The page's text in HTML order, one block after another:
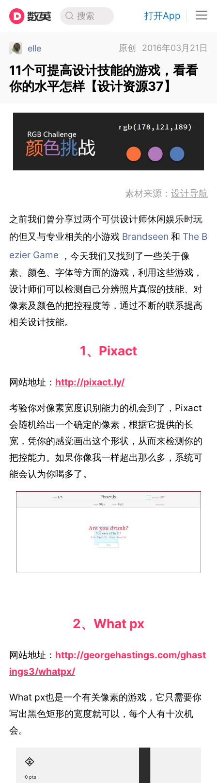
搜索 打开App
elle 原创 2016年03月21日
11个可提高设计技能的游戏，看看
你的水平怎样【设计资源37】
素材来源： 设计导航
之前我们曾分享过两个可供设计师休闲娱乐时玩
的但又与专业相关的小游戏 Brandseen 和 The B
ezier Game ，今天我们又找到了一些关于像
素、颜色、字体等方面的游戏，利用这些游戏，
设计师们可以检测自己分辨照片真假的技能、对
像素及颜色的把控程度等，通过不断的联系提高
相关设计技能。
1、Pixact
网站地址： http://pixact.ly/
考验你对像素宽度识别能力的机会到了，Pixact
会随机给出一个确定的像素，根据它提供的长
宽，凭你的感觉画出这个形状，从而来检测你的
把控能力。如果你像我一样超出那么多，系统可
能会认为你喝多了。
2、What px
网站地址： http://georgehastings.com/ghast
ings3/whatpx/
What px也是一个有关像素的游戏，它只需要你
写出黑色矩形的宽度就可以，每个人有十次机
会。